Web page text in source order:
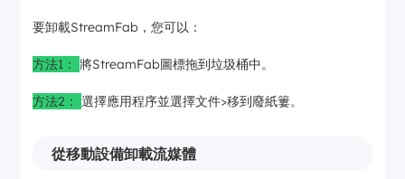
要卸載StreamFab，您可以：
方法1： 將StreamFab圖標拖到垃圾桶中。
方法2：選擇應用程序並選擇文件>移到廢紙簍。
從移動設備卸載流媒體